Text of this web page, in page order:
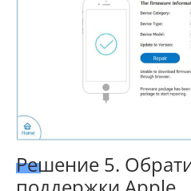
Решение 5.